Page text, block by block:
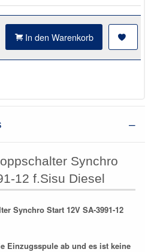
In den Warenkorb
Synchro
12 f.Sisu Diesel
Synchro Start 12V SA-3991-12
Einzugsspule ab und es ist keine